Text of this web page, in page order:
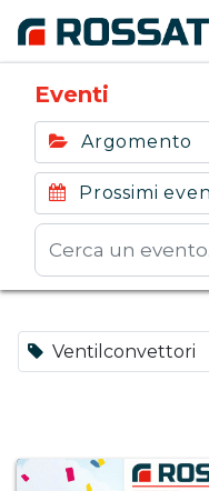
Eventi
Argomento
Prossimi
Ventilconvettori